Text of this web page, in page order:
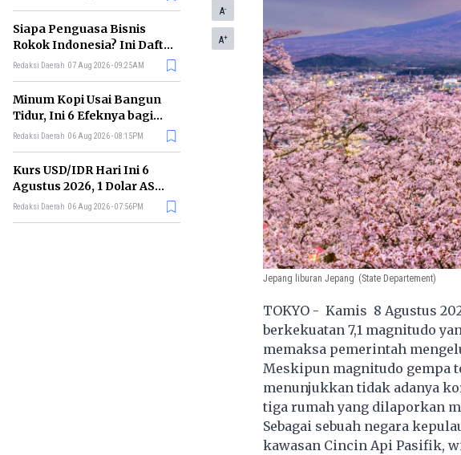
Siapa Penguasa Bisnis
Rokok Indonesia? Ini Daftar
Perusahaan Terbesarnya
Redaksi Daerah 07 Aug 2026 - 09:25AM
Minum Kopi Usai Bangun
Tidur, Ini 6 Efeknya bagi
Kesehatan Tubuh
Redaksi Daerah 06 Aug 2026 - 08:15PM
Kurs USD/IDR Hari Ini 6
Agustus 2026, 1 Dolar AS
Kini Berapa Rupiah?
Redaksi Daerah 06 Aug 2026 - 07:56PM
A-
A+
Jepang liburan Jepang (State Departement)
TOKYO - Kamis 8 Agustus
berkekuatan 7,1 magnitudo
memaksa pemerintah
Meskipun magnitudo gempa
menunjukkan tidak adanya
tiga rumah yang dilaporkan
Sebagai sebuah negara
kawasan Cincin Api Pasifik,